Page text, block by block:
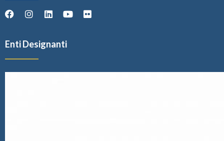
Enti Designanti